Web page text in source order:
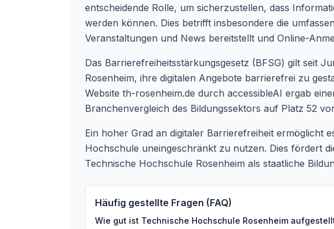
entscheidende Rolle, um sicherzustellen, dass
werden können. Dies betrifft insbesondere die
Veranstaltungen und News bereitstellt und Online-
Das Barrierefreiheitsstärkungsgesetz (BFSG) gilt seit
Rosenheim, ihre digitalen Angebote barrierefrei zu
Website th-rosenheim.de durch accessibleAI ergab
Branchenvergleich des Bildungssektors auf Platz 52
Ein hoher Grad an digitaler Barrierefreiheit ermöglicht
Hochschule uneingeschränkt zu nutzen. Dies fördert
Technische Hochschule Rosenheim als staatliche
Häufig gestellte Fragen (FAQ)
Wie gut ist Technische Hochschule Rosenheim